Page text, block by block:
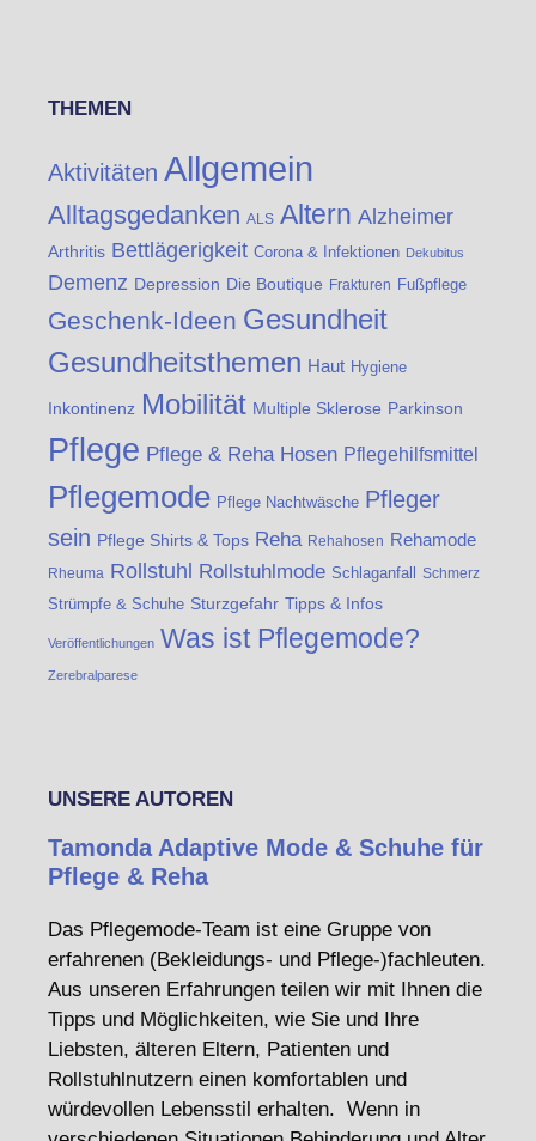
THEMEN
Aktivitäten Allgemein
Alltagsgedanken ALS Altern Alzheimer
Arthritis Bettlägerigkeit Corona & Infektionen Dekubitus
Demenz Depression Die Boutique Frakturen Fußpflege
Geschenk-Ideen Gesundheit
Gesundheitsthemen Haut Hygiene
Inkontinenz Mobilität Multiple Sklerose Parkinson
Pflege Pflege & Reha Hosen Pflegehilfsmittel
Pflegemode Pflege Nachtwäsche Pfleger
sein Pflege Shirts & Tops Reha Rehahosen Rehamode
Rheuma Rollstuhl Rollstuhlmode Schlaganfall Schmerz
Strümpfe & Schuhe Sturzgefahr Tipps & Infos
Veröffentlichungen Was ist Pflegemode?
Zerebralparese
UNSERE AUTOREN
Tamonda Adaptive Mode & Schuhe für
Pflege & Reha
Das Pflegemode-Team ist eine Gruppe von
erfahrenen (Bekleidungs- und Pflege-)fachleuten.
Aus unseren Erfahrungen teilen wir mit Ihnen die
Tipps und Möglichkeiten, wie Sie und Ihre
Liebsten, älteren Eltern, Patienten und
Rollstuhlnutzern einen komfortablen und
würdevollen Lebensstil erhalten. Wenn in